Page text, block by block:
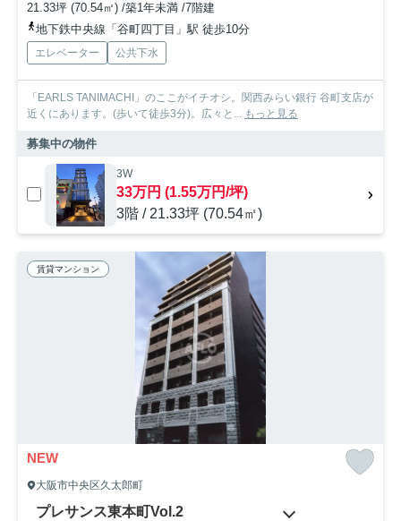
21.33坪 (70.54㎡) /築1年未満 /7階建
地下鉄中央線「谷町四丁目」駅 徒歩10分
エレベーター 公共下水
「EARLS TANIMACHI」のここがイチオシ。関西みらい銀行 谷町支店が
近くにあります。(歩いて徒歩3分)。広々と... もっと見る
募集中の物件
3W
33万円 (1.55万円/坪)
3階 / 21.33坪 (70.54㎡)
賃貸マンション
NEW
大阪市中央区久太郎町
プレサンス東本町Vol.2